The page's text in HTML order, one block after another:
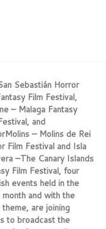
Sebastián Horror
Film Festival,
– Malaga Fantasy
and
– Molins de Rei
Film Festival and Isla
–The Canary Islands
Film Festival, four
events held in the
month and with the
theme, are joining
to broadcast the